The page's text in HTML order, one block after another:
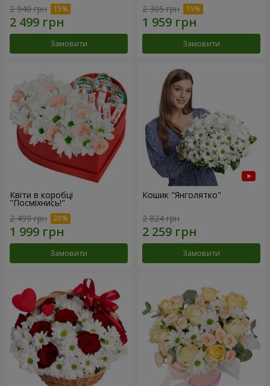
2 940 грн
Замовити
2 305 грн
Замовити
Квіти в коробці
"Посміхнись!"
2 499 грн
Замовити
Кошик "Янголятко"
2 824 грн
Замовити